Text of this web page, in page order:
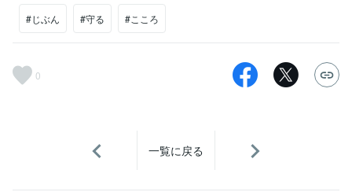
#じぶん #守る #こころ
0
一覧に戻る